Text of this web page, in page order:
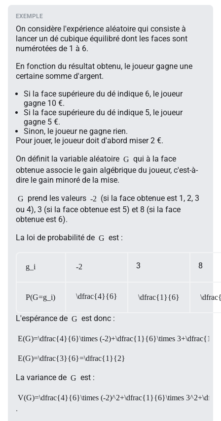
On considère l'expérience aléatoire qui consiste à
lancer un dé cubique équilibré dont les faces sont
numérotées de 1 à 6.
En fonction du résultat obtenu, le joueur gagne une
certaine somme d'argent.
Si la face supérieure du dé indique 6, le joueur
gagne 10 €.
Si la face supérieure du dé indique 5, le joueur
gagne 5 €.
Sinon, le joueur ne gagne rien.
Pour jouer, le joueur doit d'abord miser 2 €.
On définit la variable aléatoire G qui à la face
obtenue associe le gain algébrique du joueur, c'est-à-
dire le gain minoré de la mise.
G prend les valeurs -2 (si la face obtenue est 1, 2, 3
ou 4), 3 (si la face obtenue est 5) et 8 (si la face
obtenue est 6).
La loi de probabilité de G est :
g_i -2 3 8
P(G=g_i) \dfrac{4}{6} \dfrac{1}{6}
L'espérance de G est donc :
E(G)=\dfrac{4}{6}\times (-2)+\dfrac{1}{6}\times
E(G)=\dfrac{3}{6}=\dfrac{1}{2}
La variance de G est :
V(G)=\dfrac{4}{6}\times (-2)^2+\dfrac{1}{6}\times
.